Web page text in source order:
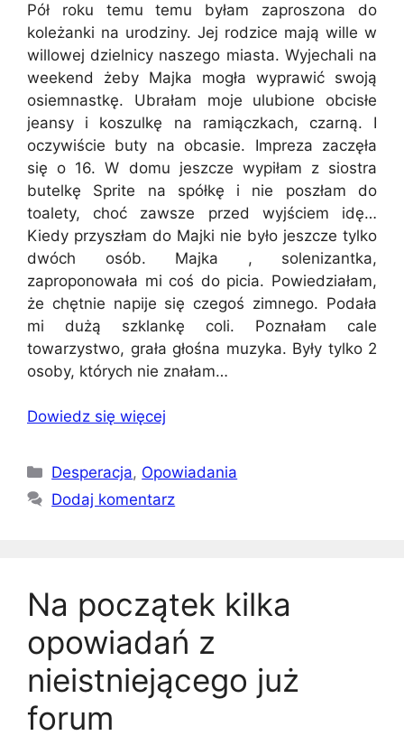
Pół roku temu temu byłam zaproszona do
koleżanki na urodziny. Jej rodzice mają wille w
willowej dzielnicy naszego miasta. Wyjechali na
weekend żeby Majka mogła wyprawić swoją
osiemnastkę. Ubrałam moje ulubione obcisłe
jeansy i koszulkę na ramiączkach, czarną. I
oczywiście buty na obcasie. Impreza zaczęła
się o 16. W domu jeszcze wypiłam z siostra
butelkę Sprite na spółkę i nie poszłam do
toalety, choć zawsze przed wyjściem idę…
Kiedy przyszłam do Majki nie było jeszcze tylko
dwóch osób. Majka , solenizantka,
zaproponowała mi coś do picia. Powiedziałam,
że chętnie napije się czegoś zimnego. Podała
mi dużą szklankę coli. Poznałam cale
towarzystwo, grała głośna muzyka. Były tylko 2
osoby, których nie znałam…
Dowiedz się więcej
Kategorie
Desperacja, Opowiadania
Dodaj komentarz
Na początek kilka
opowiadań z
nieistniejącego już
forum